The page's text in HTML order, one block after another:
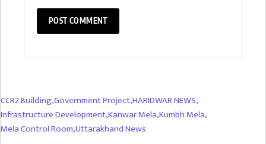
CCR2 Building,Government Project,HARIDWAR NEWS,
Infrastructure Development,Kanwar Mela,Kumbh Mela,
Mela Control Room,Uttarakhand News